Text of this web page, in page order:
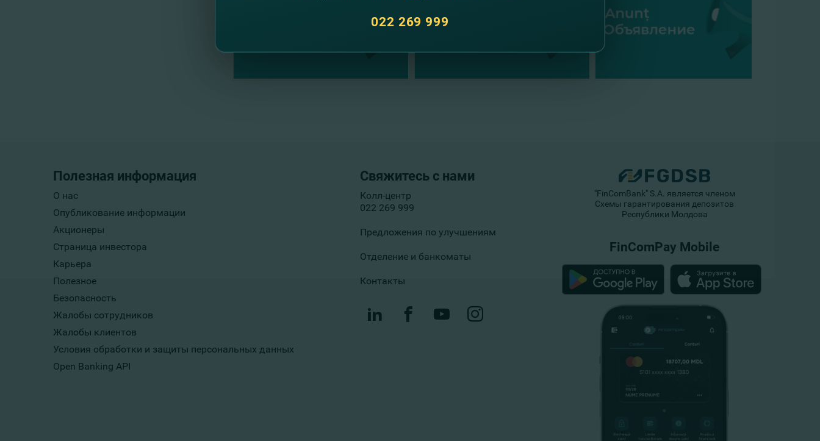
Полезная информация
О нас
Опубликование информации
Акционеры
Страница инвестора
Карьера
Полезное
Безопасность
Жалобы сотрудников
Жалобы клиентов
Условия обработки и защиты персональных данных
Open Banking API
Свяжитесь с нами
Колл-центр
022 269 999
Предложения по улучшениям
Отделение и банкоматы
Контакты
"FinComBank" S.A. является членом
Схемы гарантирования депозитов
Республики Молдова
FinComPay Mobile
022 269 999